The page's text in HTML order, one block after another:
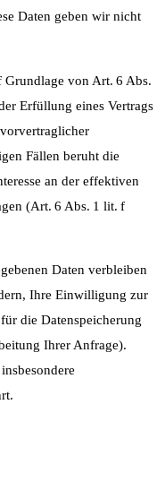
Daten geben wir nicht
von Art. 6 Abs.
Erfüllung eines Vertrags
Fällen beruht die
an der effektiven
(Art. 6 Abs. 1 lit. f
Daten verbleiben
Ihre Einwilligung zur
die Datenspeicherung
Ihrer Anfrage).